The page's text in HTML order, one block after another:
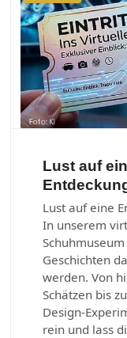
Lust auf
Lust auf eine
In unserem
Geschichten
werden. Von
Schätzen bis
Design-
rein und lass